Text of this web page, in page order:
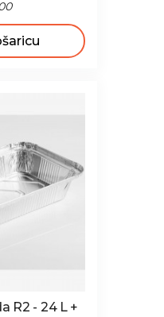
R2 - 24 L +